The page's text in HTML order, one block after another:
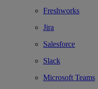
Freshworks
Jira
Salesforce
Slack
Microsoft Teams